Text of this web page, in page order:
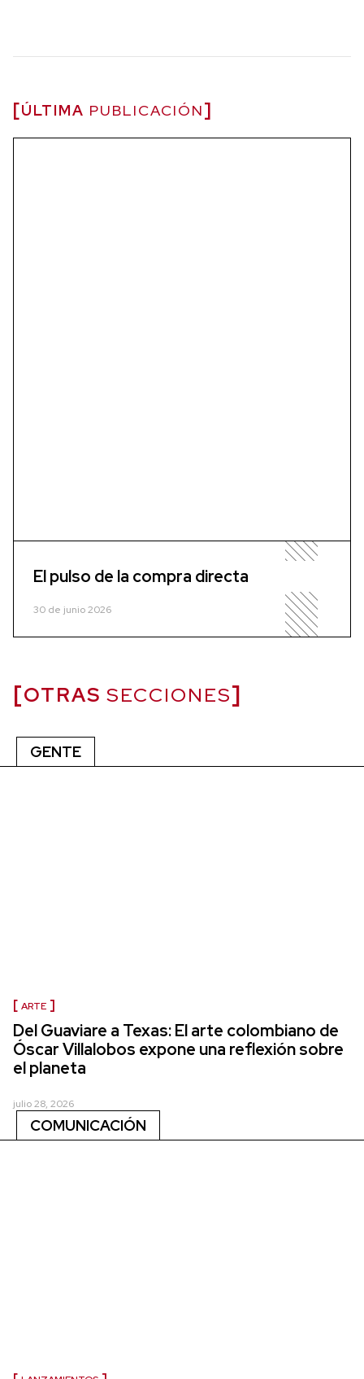
ÚLTIMA PUBLICACIÓN
El pulso de la compra directa
30 de junio 2026
OTRAS SECCIONES
GENTE
ARTE
Del Guaviare a Texas: El arte colombiano de
Óscar Villalobos expone una reflexión sobre
el planeta
julio 28, 2026
COMUNICACIÓN